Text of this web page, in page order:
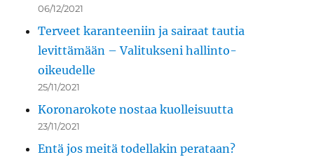
06/12/2021
Terveet karanteeniin ja sairaat tautia
levittämään – Valitukseni hallinto-
oikeudelle
25/11/2021
Koronarokote nostaa kuolleisuutta
23/11/2021
Entä jos meitä todellakin perataan?